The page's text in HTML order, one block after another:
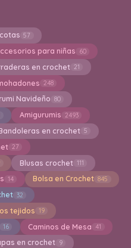
57
para niñas 60
en crochet 21
248
Navideño 80
Amigurumis 2493
en crochet 5
27
Blusas crochet 111
14 Bolsa en Crochet 845
32
tejidos 19
16 Caminos de Mesa 41
en crochet 9